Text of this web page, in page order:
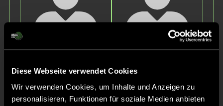
Diese Webseite verwendet Cookies
Wir verwenden Cookies, um Inhalte und Anzeigen zu
personalisieren, Funktionen für soziale Medien anbieten
G.